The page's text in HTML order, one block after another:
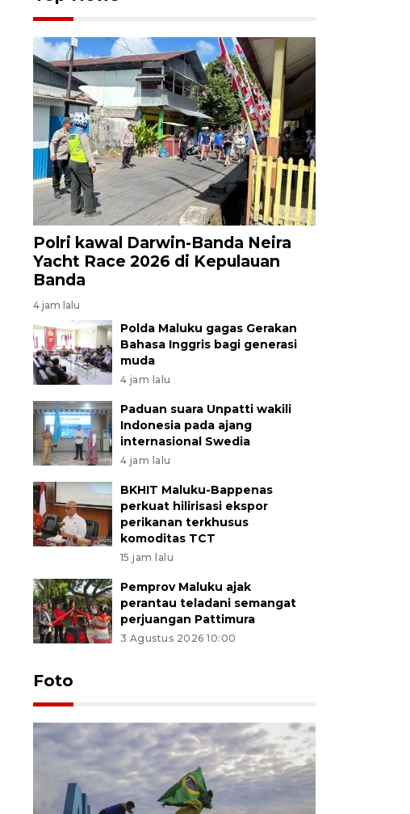
Polri kawal Darwin-Banda Neira
Yacht Race 2026 di Kepulauan
Banda
4 jam lalu
Polda Maluku gagas Gerakan
Bahasa Inggris bagi generasi
muda
4 jam lalu
Paduan suara Unpatti wakili
Indonesia pada ajang
internasional Swedia
4 jam lalu
BKHIT Maluku-Bappenas
perkuat hilirisasi ekspor
perikanan terkhusus
komoditas TCT
15 jam lalu
Pemprov Maluku ajak
perantau teladani semangat
perjuangan Pattimura
3 Agustus 2026 10:00
Foto